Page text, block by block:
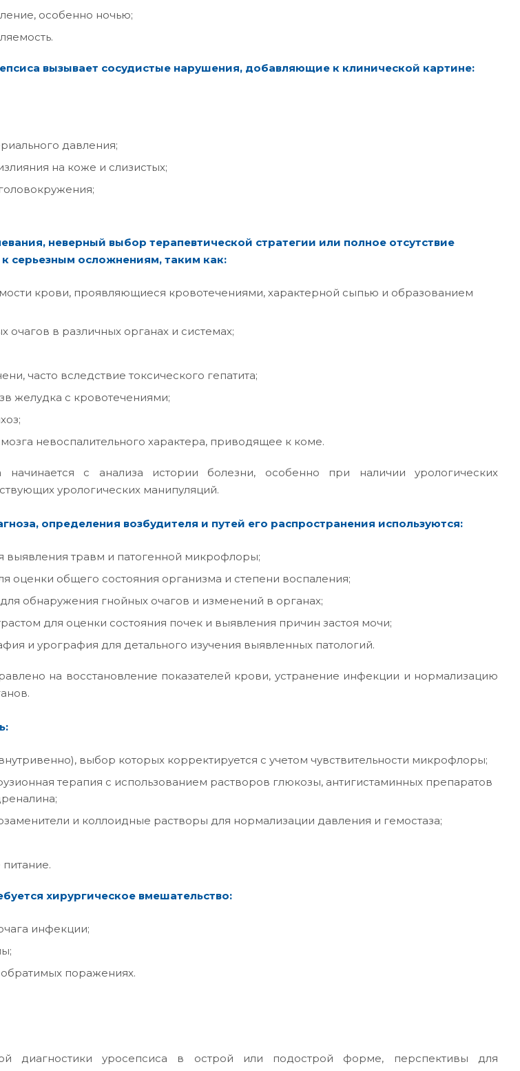
особенно ночью;
вызывает сосудистые нарушения, добавляющие к клинической картине:
давления;
на коже и слизистых;
неверный выбор терапевтической стратегии или полное отсутствие
серьезным осложнениям, таким как:
крови, проявляющиеся кровотечениями, характерной сыпью и образованием
в различных органах и системах;
часто вследствие токсического гепатита;
желудка с кровотечениями;
невоспалительного характера, приводящее к коме.
начинается с анализа истории болезни, особенно при наличии урологических
урологических манипуляций.
определения возбудителя и путей его распространения используются:
выявления травм и патогенной микрофлоры;
оценки общего состояния организма и степени воспаления;
обнаружения гнойных очагов и изменений в органах;
для оценки состояния почек и выявления причин застоя мочи;
и урография для детального изучения выявленных патологий.
на восстановление показателей крови, устранение инфекции и нормализацию
выбор которых корректируется с учетом чувствительности микрофлоры;
терапия с использованием растворов глюкозы, антигистаминных препаратов
и коллоидные растворы для нормализации давления и гемостаза;
хирургическое вмешательство:
инфекции;
поражениях.
диагностики уросепсиса в острой или подострой форме, перспективы для